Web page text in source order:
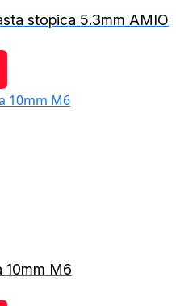
stopica 5.3mm AMIO
10mm M6